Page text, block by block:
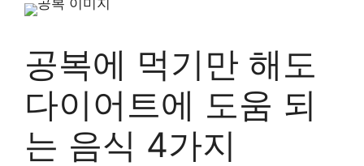
공복에 먹기만 해도
다이어트에 도움 되
는 음식 4가지